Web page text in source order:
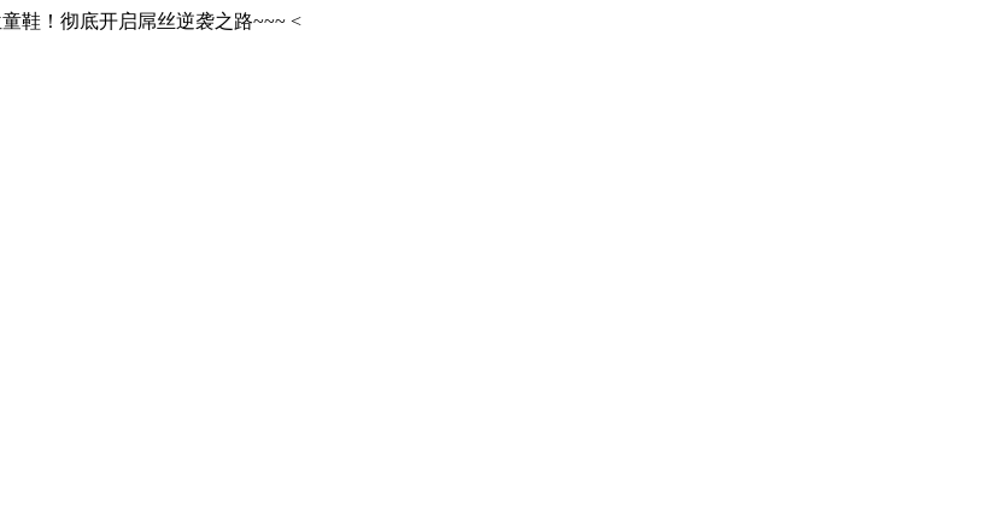
鞋！彻底开启屌丝逆袭之路~~~ <